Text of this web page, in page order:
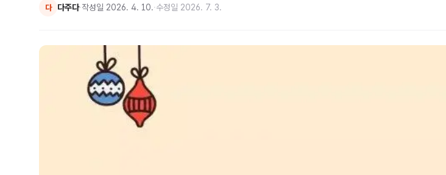
다 다주다·작성일 2026. 4. 10.·수정일 2026. 7. 3.